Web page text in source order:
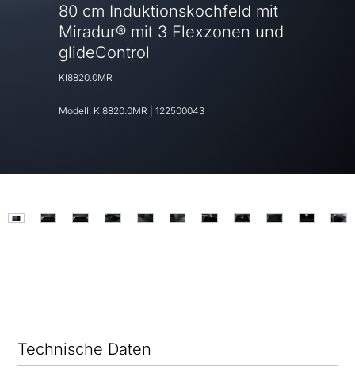
80 cm Induktionskochfeld mit
Miradur® mit 3 Flexzonen und
glideControl
KI8820.0MR
Modell: KI8820.0MR 122500043
Technische Daten